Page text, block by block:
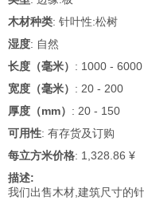
木材种类: 针叶性:松树
湿度: 自然
长度（毫米） : 1000 - 6000
宽度（毫米） : 20 - 200
厚度（mm） : 20 - 150
可用性: 有存货及订购
每立方米价格: 1,328.86 ¥
描述:
我们出售木材,建筑尺寸的